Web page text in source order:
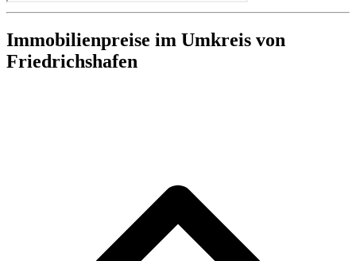
Immobilienpreise im Umkreis von
Friedrichshafen